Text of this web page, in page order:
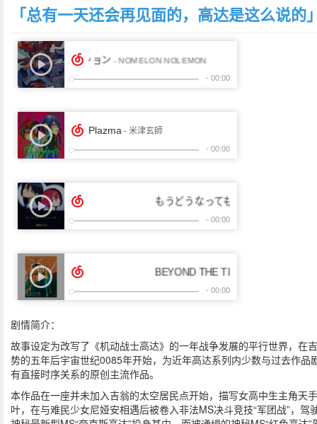
「总有一天还会再见面的，高达是这么说的
剧情简介：
故事设定为改写了《机动战士高达》的一年战争发展的平行世界，在
势的五年后宇宙世纪0085年开始，为近年高达系列内少数与过去作品
有直接时序关系的原创主流作品。
本作品在一座并未加入吉翁的太空居民点开始，描写女高中生主角天
叶，在与难民少女尼娅安相遇后被卷入非法MS决斗竞技“军团战”，驾